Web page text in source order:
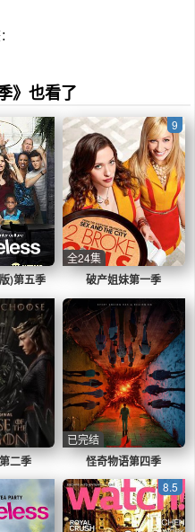
》也看了
)第五季 破产姐妹第一季
9
全24集
二季 怪奇物语第四季
已完结
8.5